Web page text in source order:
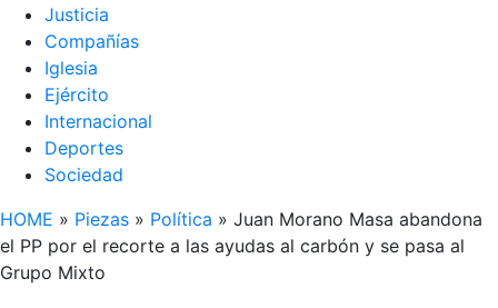
Justicia
Compañías
Iglesia
Ejército
Internacional
Deportes
Sociedad
HOME » Piezas » Política » Juan Morano Masa abandona
el PP por el recorte a las ayudas al carbón y se pasa al
Grupo Mixto